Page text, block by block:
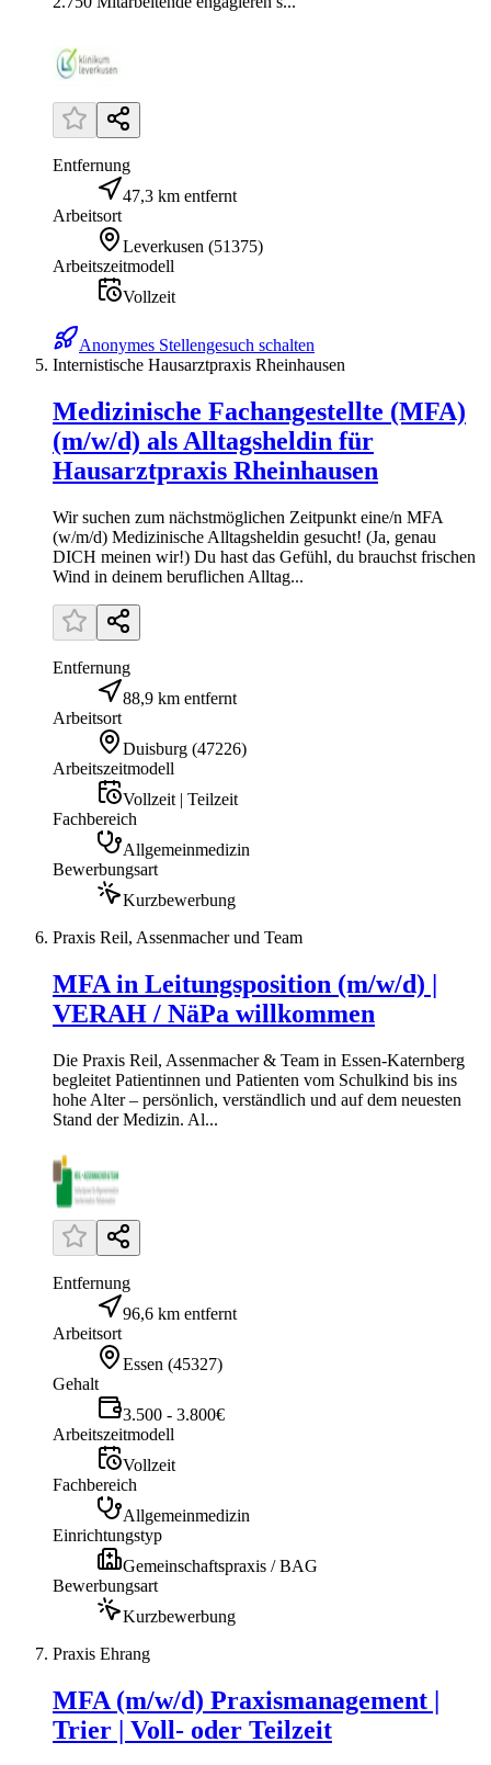
Entfernung
47,3 km entfernt
Arbeitsort
Leverkusen (51375)
Arbeitszeitmodell
Vollzeit
Anonymes Stellengesuch schalten
Internistische Hausarztpraxis Rheinhausen
Medizinische Fachangestellte (MFA)
(m/w/d) als Alltagsheldin für
Hausarztpraxis Rheinhausen
Wir suchen zum nächstmöglichen Zeitpunkt eine/n MFA
(w/m/d) Medizinische Alltagsheldin gesucht! (Ja, genau
DICH meinen wir!) Du hast das Gefühl, du brauchst frischen
Wind in deinem beruflichen Alltag...
Entfernung
88,9 km entfernt
Arbeitsort
Duisburg (47226)
Arbeitszeitmodell
Vollzeit | Teilzeit
Fachbereich
Allgemeinmedizin
Bewerbungsart
Kurzbewerbung
Praxis Reil, Assenmacher und Team
MFA in Leitungsposition (m/w/d) |
VERAH / NäPa willkommen
Die Praxis Reil, Assenmacher & Team in Essen-Katernberg
begleitet Patientinnen und Patienten vom Schulkind bis ins
hohe Alter – persönlich, verständlich und auf dem neuesten
Stand der Medizin. Al...
Entfernung
96,6 km entfernt
Arbeitsort
Essen (45327)
Gehalt
3.500 - 3.800€
Arbeitszeitmodell
Vollzeit
Fachbereich
Allgemeinmedizin
Einrichtungstyp
Gemeinschaftspraxis / BAG
Bewerbungsart
Kurzbewerbung
Praxis Ehrang
MFA (m/w/d) Praxismanagement |
Trier | Voll- oder Teilzeit